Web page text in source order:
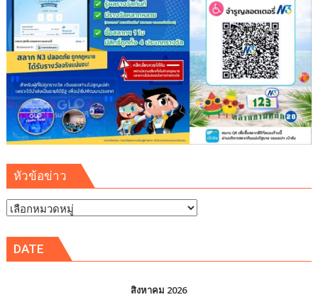
ระบบ
สาธารณูปโภค
รองรับ
การ
เติบโต
เขต
พัฒนา
พิเศษ
ภาค
ตะวัน
หัวข้อข่าว
หัวข้อ
DATE
สิงหาคม 2026